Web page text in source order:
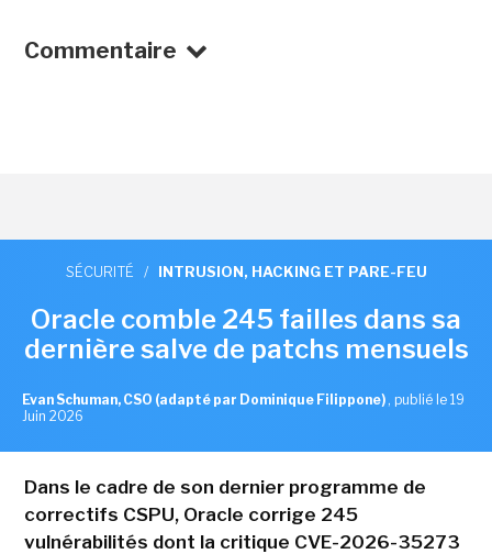
Commentaire
SÉCURITÉ / INTRUSION, HACKING ET PARE-FEU
Oracle comble 245 failles dans sa
dernière salve de patchs mensuels
Evan Schuman, CSO (adapté par Dominique Filippone) , publié le 19
Juin 2026
Dans le cadre de son dernier programme de
correctifs CSPU, Oracle corrige 245
vulnérabilités dont la critique CVE-2026-35273